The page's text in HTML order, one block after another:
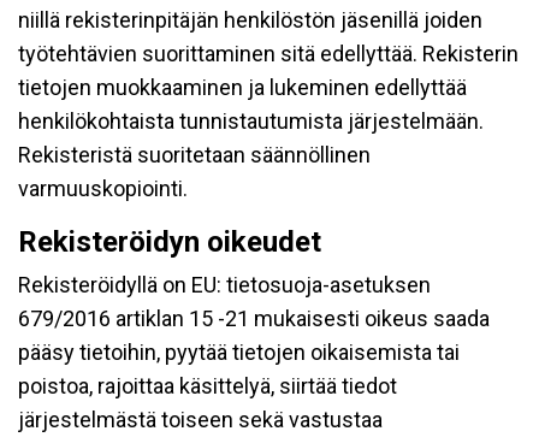
niillä rekisterinpitäjän henkilöstön jäsenillä joiden
työtehtävien suorittaminen sitä edellyttää. Rekisterin
tietojen muokkaaminen ja lukeminen edellyttää
henkilökohtaista tunnistautumista järjestelmään.
Rekisteristä suoritetaan säännöllinen
varmuuskopiointi.
Rekisteröidyn oikeudet
Rekisteröidyllä on EU: tietosuoja-asetuksen
679/2016 artiklan 15 -21 mukaisesti oikeus saada
pääsy tietoihin, pyytää tietojen oikaisemista tai
poistoa, rajoittaa käsittelyä, siirtää tiedot
järjestelmästä toiseen sekä vastustaa